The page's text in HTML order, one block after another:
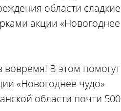
области сладкие
акции «Новогоднее
вовремя! В этом помогут
«Новогоднее чудо»
области почти 500